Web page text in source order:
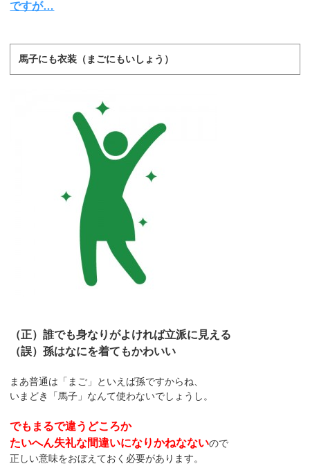
ですが…
馬子にも衣装（まごにもいしょう）
（正）誰でも身なりがよければ立派に見える
（誤）孫はなにを着てもかわいい
まあ普通は「まご」といえば孫ですからね、
いまどき「馬子」なんて使わないでしょうし。
でもまるで違うどころか
たいへん失礼な間違いになりかねなないので
正しい意味をおぼえておく必要があります。